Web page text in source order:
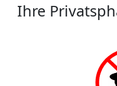
Ihre